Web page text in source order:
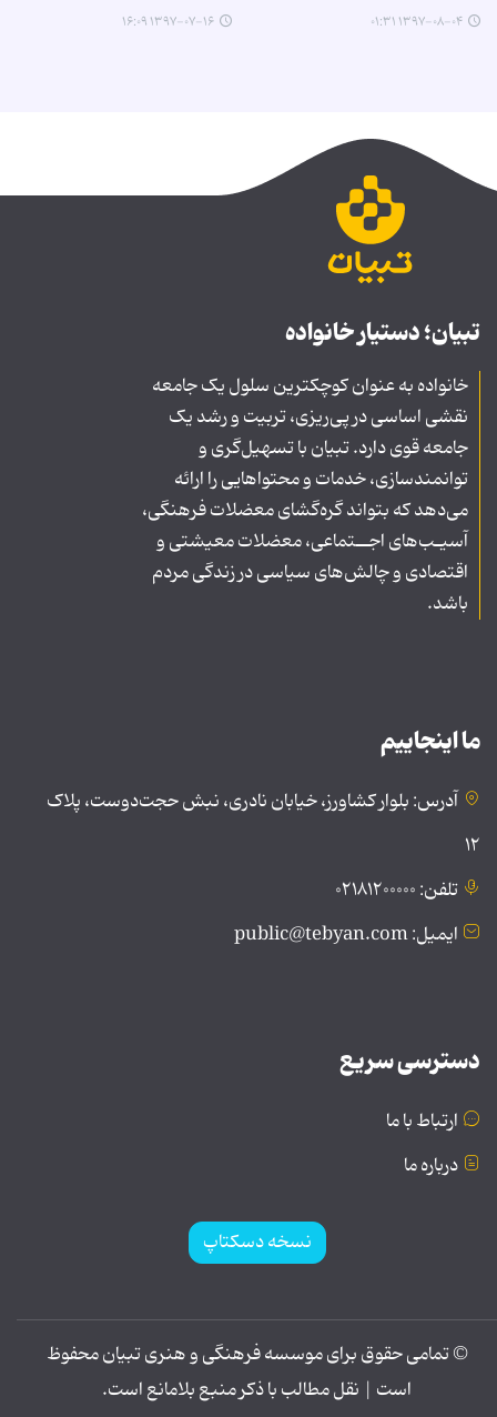
۱۳۹۷-۰۸-۰۴ ۰۱:۳۱ ۱۳۹۷-۰۷-۱۶ ۱۶:۰۹
تبیان؛ دستیار خانواده
خانواده به عنوان کوچکترین سلول یک جامعه
نقشی اساسی در پی‌ریزی، تربیت و رشد یک
جامعه قوی دارد. تبیان با تسهیل‌گری و
توانمندسازی، خدمات و محتواهایی را ارائه
می‌دهد که بتواند گره‌گشای معضلات فرهنگی،
آسیـب‌های اجــتماعی، معضلات معیشتی و
اقتصادی و چالش‌های سیاسی در زندگی مردم
باشد.
ما اینجاییم
آدرس: بلوار کشاورز، خیابان نادری، نبش حجت‌دوست، پلاک
۱۲
تلفن: ۰۲۱۸۱۲۰۰۰۰۰
ایمیل: public@tebyan.com
دسترسی سریع
ارتباط با ما
درباره ما
نسخه دسکتاپ
© تمامی حقوق برای موسسه فرهنگی و هنری تبیان محفوظ
است | نقل مطالب با ذکر منبع بلامانع است.